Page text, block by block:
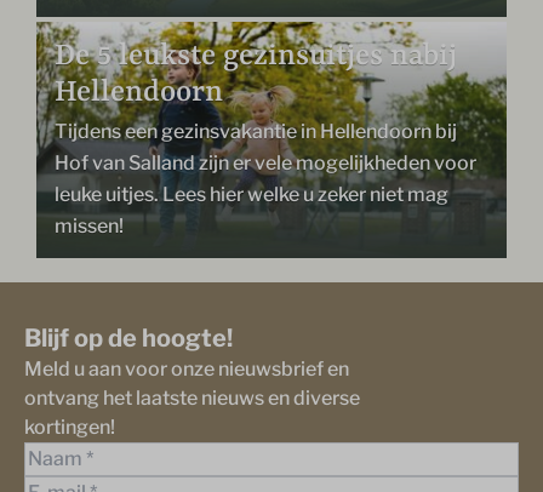
De 5 leukste gezinsuitjes nabij
Hellendoorn
Tijdens een gezinsvakantie in Hellendoorn bij
Hof van Salland zijn er vele mogelijkheden voor
leuke uitjes. Lees hier welke u zeker niet mag
missen!
Blijf op de hoogte!
Meld u aan voor onze nieuwsbrief en
ontvang het laatste nieuws en diverse
kortingen!